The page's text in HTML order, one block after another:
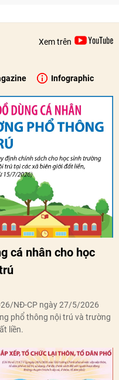
Xem trên
Infographic
cá nhân cho học
NĐ-CP ngày 27/5/2026
phổ thông nội trú và trường
liền.